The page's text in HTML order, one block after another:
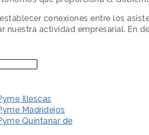
conexiones entre los
nuestra actividad empresarial. En
Illescas
Madridejos
Quintanar de